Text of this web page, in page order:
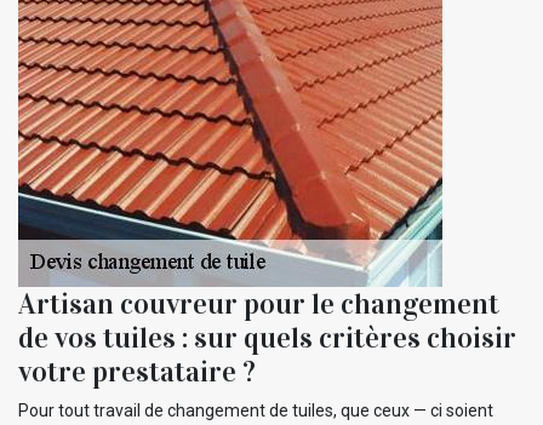
Artisan couvreur pour le changement
de vos tuiles : sur quels critères choisir
votre prestataire ?
Pour tout travail de changement de tuiles, que ceux — ci soient